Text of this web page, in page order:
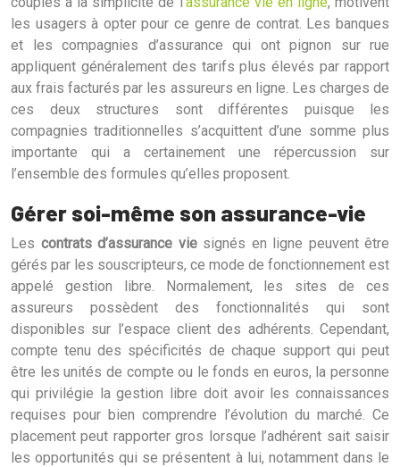
les usagers à opter pour ce genre de contrat. Les banques
et les compagnies d’assurance qui ont pignon sur rue
appliquent généralement des tarifs plus élevés par rapport
aux frais facturés par les assureurs en ligne. Les charges de
ces deux structures sont différentes puisque les
compagnies traditionnelles s’acquittent d’une somme plus
importante qui a certainement une répercussion sur
l’ensemble des formules qu’elles proposent.
Gérer soi-même son assurance-vie
Les contrats d’assurance viesignés en ligne peuvent être
gérés par les souscripteurs, ce mode de fonctionnement est
appelé gestion libre. Normalement, les sites de ces
assureurs possèdent des fonctionnalités qui sont
disponibles sur l’espace client des adhérents. Cependant,
compte tenu des spécificités de chaque support qui peut
être les unités de compte ou le fonds en euros, la personne
qui privilégie la gestion libre doit avoir les connaissances
requises pour bien comprendre l’évolution du marché. Ce
placement peut rapporter gros lorsque l’adhérent sait saisir
les opportunités qui se présentent à lui, notamment dans le